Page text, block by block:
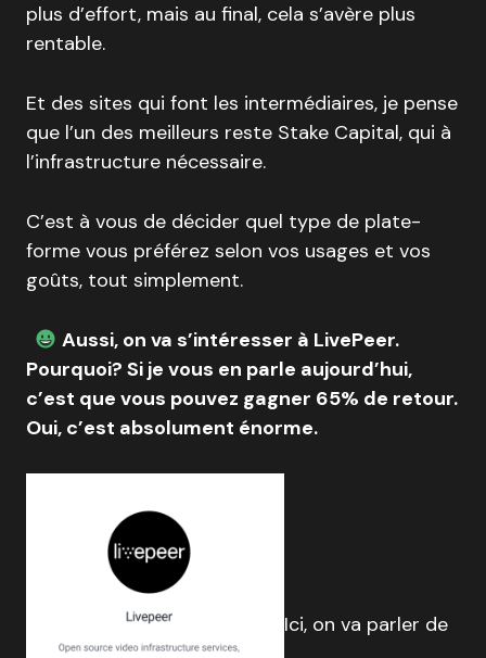
plus d’effort, mais au final, cela s’avère plus
rentable.
Et des sites qui font les intermédiaires, je pense
que l’un des meilleurs reste Stake Capital, qui à
l’infrastructure nécessaire.
C’est à vous de décider quel type de plate-
forme vous préférez selon vos usages et vos
goûts, tout simplement.
Aussi, on va s’intéresser à LivePeer.
Pourquoi? Si je vous en parle aujourd’hui,
c’est que vous pouvez gagner 65% de retour.
Oui, c’est absolument énorme.
Ici, on va parler de